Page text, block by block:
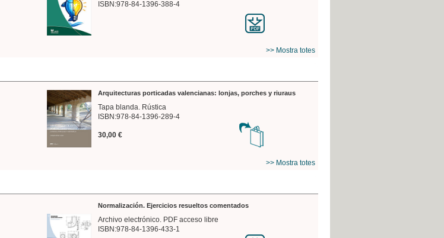
ISBN:978-84-1396-388-4
>> Mostra totes
Arquitecturas porticadas valencianas: lonjas, porches y riuraus
Tapa blanda. Rústica
ISBN:978-84-1396-289-4
30,00 €
>> Mostra totes
Normalización. Ejercicios resueltos comentados
Archivo electrónico. PDF acceso libre
ISBN:978-84-1396-433-1